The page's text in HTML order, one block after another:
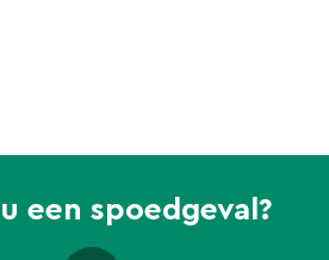
een spoedgeval?